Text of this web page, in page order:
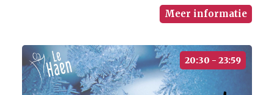
Meer informatie
20:30 - 23:59